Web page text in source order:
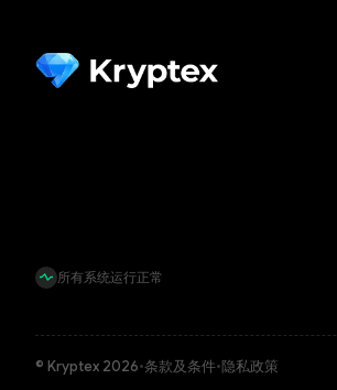
所有系统运行正常
© Kryptex 2026•条款及条件•隐私政策